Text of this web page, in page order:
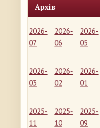
Архів
2026-
07
2026-
06
2026-
05
2026-
03
2026-
02
2026-
01
2025-
11
2025-
10
2025-
09